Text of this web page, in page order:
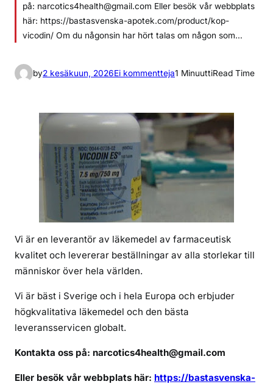
på: narcotics4health@gmail.com Eller besök vår webbplats
här: https://bastasvenska-apotek.com/product/kop-
vicodin/ Om du någonsin har hört talas om någon som…
by2 kesäkuun, 2026Ei kommenttejaa
i
e
l
v
g
ö
1 MinuuttiRead Time
Vi är en leverantör av läkemedel av farmaceutisk
kvalitet och levererar beställningar av alla storlekar till
människor över hela världen.
Vi är bäst i Sverige och i hela Europa och erbjuder
högkvalitativa läkemedel och den bästa
leveransservicen globalt.
Kontakta oss på: narcotics4health@gmail.com
Eller besök vår webbplats här: https://bastasvenska-